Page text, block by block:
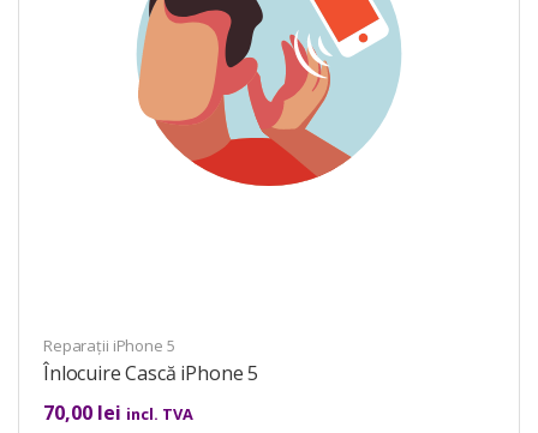
Reparații iPhone 5
Înlocuire Cască iPhone 5
70,00 lei incl. TVA